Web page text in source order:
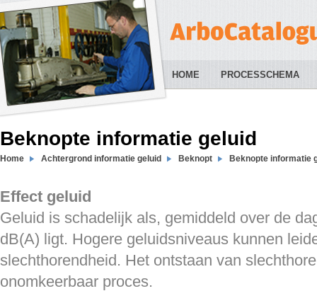
HOME PROCESSCHEMA
Beknopte informatie geluid
Home Achtergrond informatie geluid Beknopt Beknopte informatie
Effect geluid
Geluid is schadelijk als, gemiddeld over de
dB(A) ligt. Hogere geluidsniveaus kunnen
slechthorendheid. Het ontstaan van
onomkeerbaar proces.